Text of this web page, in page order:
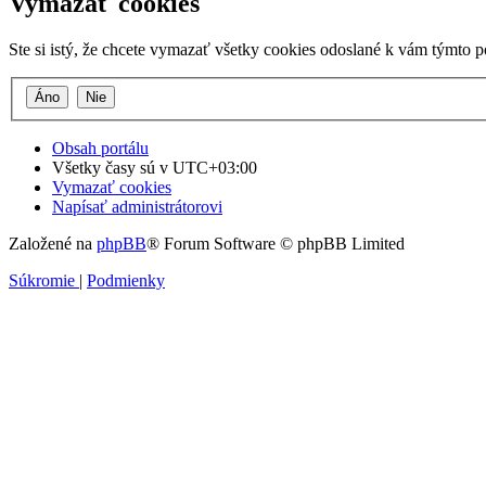
Ste si istý, že chcete vymazať všetky cookies odoslané k vám týmto
Obsah portálu
Všetky časy sú v UTC+03:00
Vymazať cookies
Napísať administrátorovi
Založené na phpBB® Forum Software © phpBB Limited
Súkromie | Podmienky